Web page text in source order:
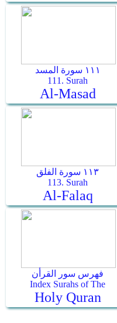
١١١ سورة المسد
111. Surah
Al-Masad
١١٣ سورة الفلق
113. Surah
Al-Falaq
فهرس سور القرأن
Index Surahs of The
Holy Quran